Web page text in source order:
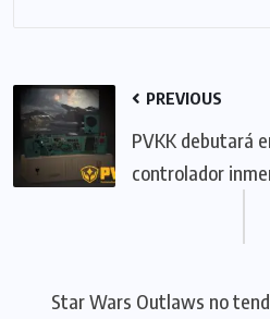
PREVIOUS
PVKK debutará
controlador
Star Wars Outlaws no